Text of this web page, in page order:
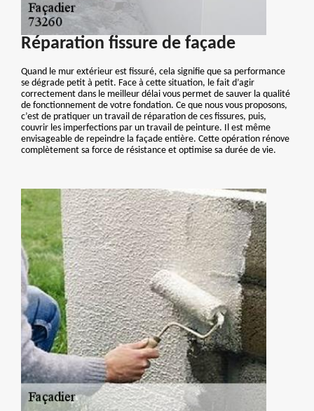
Réparation fissure de façade
Quand le mur extérieur est fissuré, cela signifie que sa performance
se dégrade petit à petit. Face à cette situation, le fait d’agir
correctement dans le meilleur délai vous permet de sauver la qualité
de fonctionnement de votre fondation. Ce que nous vous proposons,
c’est de pratiquer un travail de réparation de ces fissures, puis,
couvrir les imperfections par un travail de peinture. Il est même
envisageable de repeindre la façade entière. Cette opération rénove
complètement sa force de résistance et optimise sa durée de vie.